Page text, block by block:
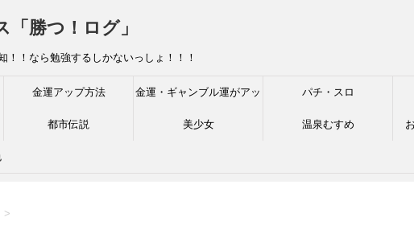
勝つ！ログ」
！！なら勉強するしかないっしょ！！！
金運アップ方法 金運・ギャンブル運がアッ
プする神社
パチ・スロ
都市伝説 美少女 温泉むすめ
>